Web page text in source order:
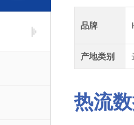
品牌
产地类别
热流